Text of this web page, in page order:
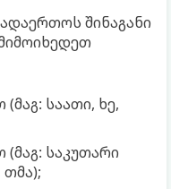
შინაგანი
საათი, ხე,
(მაგ: საკუთარი